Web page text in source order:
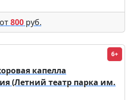
от800руб.
6+
капелла
(Летний театр парка им.